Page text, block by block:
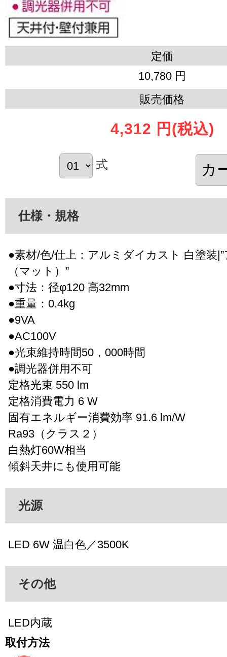
定価
10,780 円
販売価格
4,312 円 (税込)
式
仕様・規格
●素材/色/仕上：アルミダイカスト 白塗装
（マット）”
●寸法：径φ120 高32mm
●重量：0.4kg
●9VA
●AC100V
●光束維持時間50，000時間
●調光器併用不可
定格光束 550 lm
定格消費電力 6 W
固有エネルギー消費効率 91.6 lm/W
Ra93（クラス２）
白熱灯60W相当
傾斜天井にも使用可能
光源
LED 6W 温白色／3500K
その他
LED内蔵
取付方法